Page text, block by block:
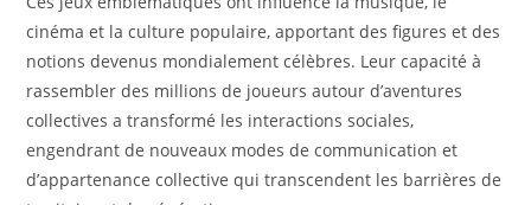
cinéma et la culture populaire, apportant des figures et des
notions devenus mondialement célèbres. Leur capacité à
rassembler des millions de joueurs autour d’aventures
collectives a transformé les interactions sociales,
engendrant de nouveaux modes de communication et
d’appartenance collective qui transcendent les barrières de